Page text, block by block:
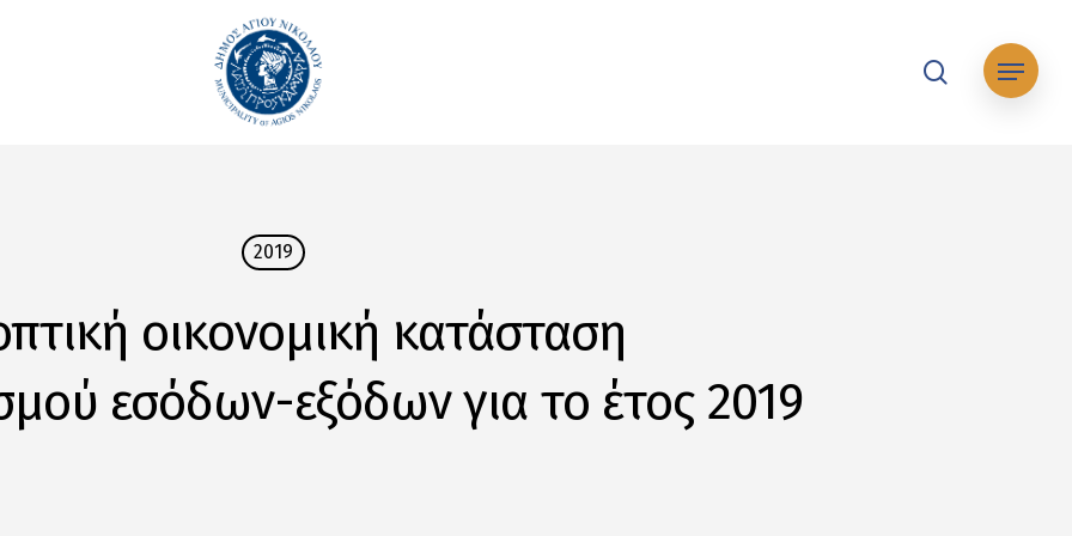
Μενού
2019
οικονομική κατάσταση
εσόδων-εξόδων για το έτος 2019